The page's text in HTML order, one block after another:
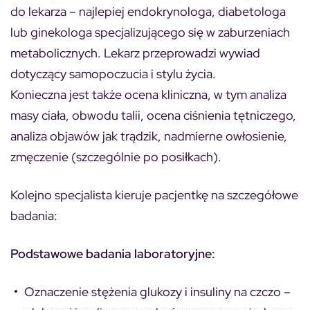
do lekarza – najlepiej endokrynologa, diabetologa
lub ginekologa specjalizującego się w zaburzeniach
metabolicznych. Lekarz przeprowadzi wywiad
dotyczący samopoczucia i stylu życia.
Konieczna jest także ocena kliniczna, w tym analiza
masy ciała, obwodu talii, ocena ciśnienia tętniczego,
analiza objawów jak trądzik, nadmierne owłosienie,
zmęczenie (szczególnie po posiłkach).
Kolejno specjalista kieruje pacjentkę na szczegółowe
badania:
Podstawowe badania laboratoryjne:
Oznaczenie stężenia glukozy i insuliny na czczo –